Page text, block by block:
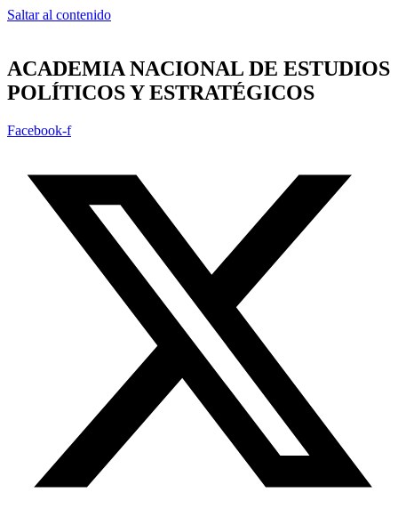
Saltar al contenido
ACADEMIA NACIONAL DE ESTUDIOS
POLÍTICOS Y ESTRATÉGICOS
Facebook-f